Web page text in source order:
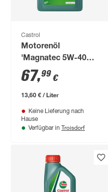
Castrol
Motorenöl
'Magnatec 5W-40
C3' 5 l
67,99 €
13,60 € / Liter
Keine Lieferung nach
Hause
Verfügbar in Troisdorf